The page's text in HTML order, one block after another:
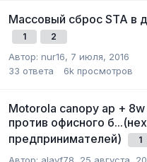
Массовый сброс STA в
1 2
Автор: nur16, 7 июля, 2016
33 ответа 6k просмотров
Motorola canopy ap +
против офисного
предпринимателей)
1
Автор: alayf78, 25 августа,